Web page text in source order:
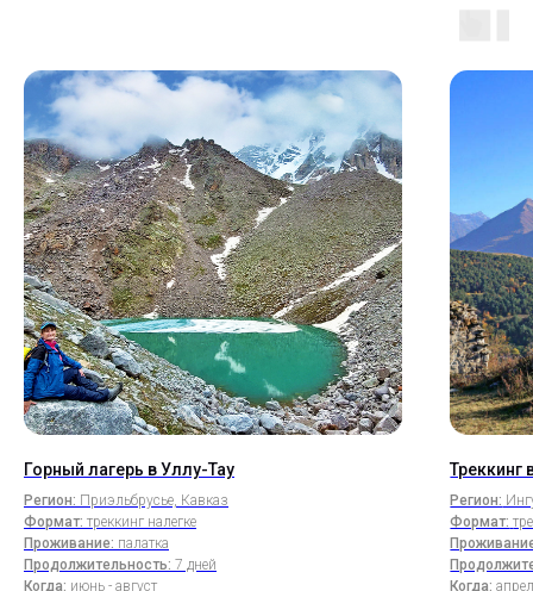
Горный лагерь в Уллу-Тау
Регион: Приэльбрусье, Кавказ
Формат: треккинг налегке
Проживание: палатка
Продолжительность: 7 дней
Когда: июнь - август
Треккинг
Регион:
Формат:
Когда: